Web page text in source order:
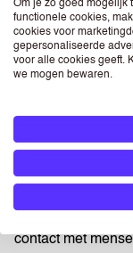
WAT JE KUNT
Je kunt bij
je precies kiezen
werkt altijd in een
je krijgt allerlei
contact met
Om je zo goed mogelijk
functionele cookies,
cookies voor
gepersonaliseerde
voor alle cookies geeft.
we mogen bewaren.